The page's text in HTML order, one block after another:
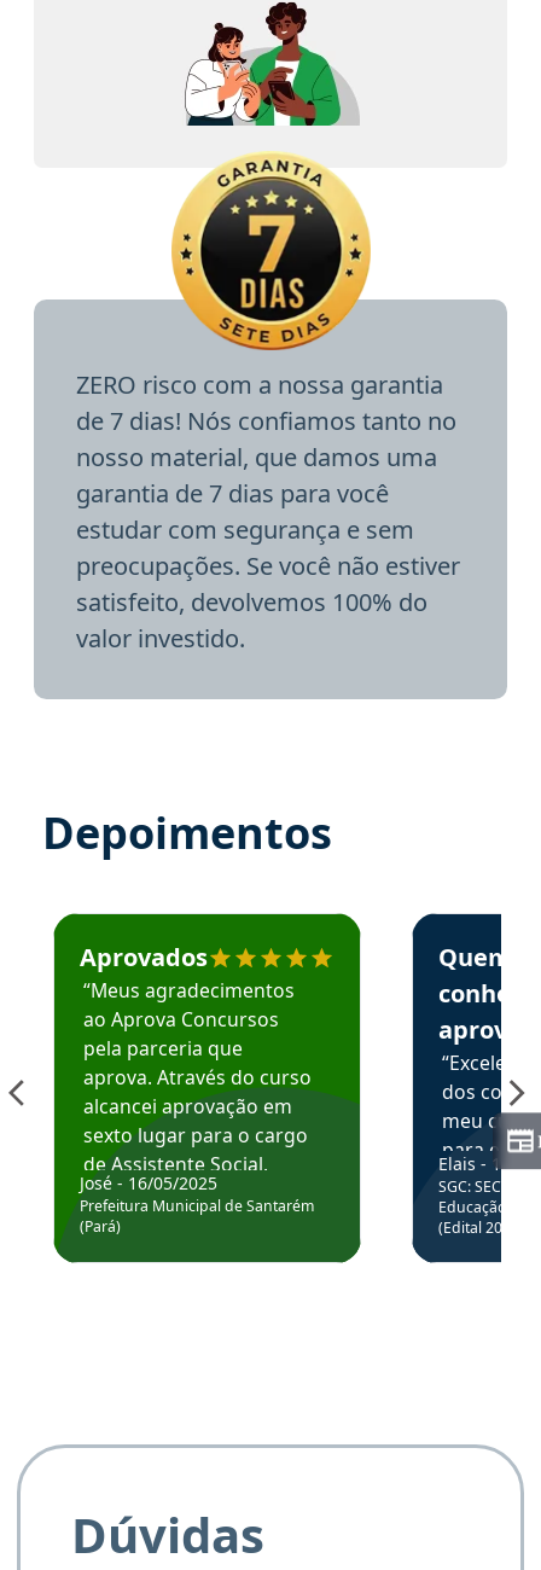
ZERO risco com a nossa garantia
de 7 dias! Nós confiamos tanto no
nosso material, que damos uma
garantia de 7 dias para você
estudar com segurança e sem
preocupações. Se você não estiver
satisfeito, devolvemos 100% do
valor investido.
Depoimentos
Estudante José recomenda o Aprova Concursos em
Aprovados
“Meus agradecimentos
ao Aprova Concursos
pela parceria que
aprova. Através do curso
alcancei aprovação em
sexto lugar para o cargo
de Assistente Social.
Hoje estou atuando na
Prefeitura de Santarém.
José - 16/05/2025
Prefeitura Municipal de Santarém
(Pará)
Estudante
Quem
aprova
dos
meu
para
colocar
através
de
Elais - 15/
SGC: SEC BA
Educação
(Edital
Dúvidas